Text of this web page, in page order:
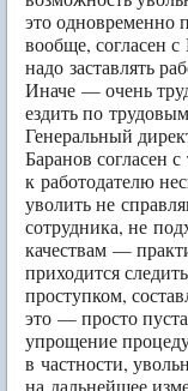
это одновременно
вообще, согласен
надо заставлять
Иначе — очень
ездить по
Генеральный
Баранов согласен
к работодателю
уволить не
сотрудника, не
качествам —
приходится
проступком,
это — просто
упрощение
в частности,
на дальнейшее